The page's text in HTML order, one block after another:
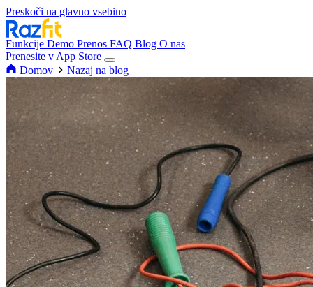
Preskoči na glavno vsebino
Funkcije Demo Prenos FAQ Blog O nas
Prenesite v App Store
Domov
Nazaj na blog